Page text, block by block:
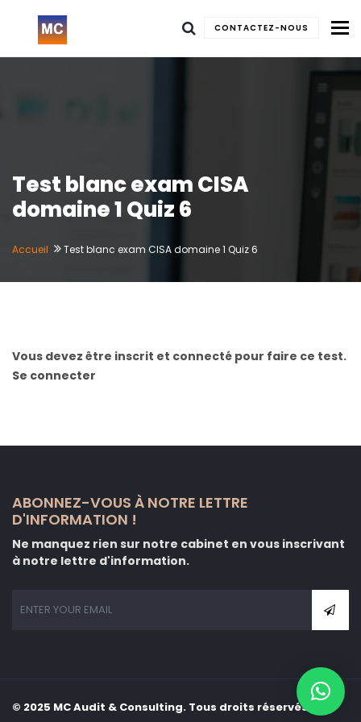
CONTACTEZ-NOUS
Test blanc exam CISA
domaine 1 Quiz 6
Accueil Test blanc exam CISA domaine 1 Quiz 6
Vous devez être inscrit et connecté pour faire ce test.
Se connecter
ABONNEZ-VOUS À NOTRE LETTRE
D'INFORMATION !
Ne manquez rien sur notre cabinet en vous inscrivant
à notre lettre d'information.
© 2025 MC Audit & Consulting. Tous droits réservés.